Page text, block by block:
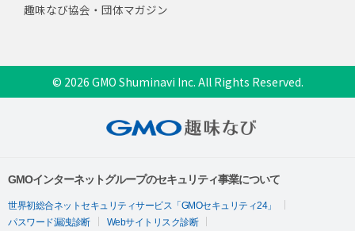
趣味なび協会・団体マガジン
© 2026 GMO Shuminavi Inc. All Rights Reserved.